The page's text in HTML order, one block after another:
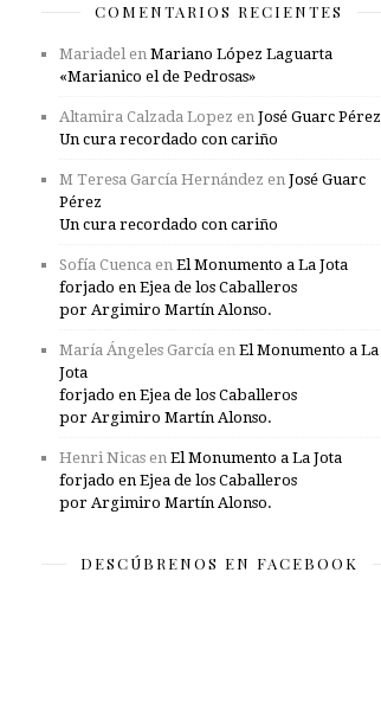
COMENTARIOS RECIENTES
Mariadelen Mariano López Laguarta
«Marianico el de Pedrosas»
Altamira Calzada Lopez en José Guarc Pérez
Un cura recordado con cariño
M Teresa García Hernández en José Guarc
Pérez
Un cura recordado con cariño
Sofía Cuenca en El Monumento a La Jota
forjado en Ejea de los Caballeros
por Argimiro Martín Alonso.
María Ángeles García en El Monumento a La
Jota
forjado en Ejea de los Caballeros
por Argimiro Martín Alonso.
Henri Nicas en El Monumento a La Jota
forjado en Ejea de los Caballeros
por Argimiro Martín Alonso.
DESCÚBRENOS EN FACEBOOK